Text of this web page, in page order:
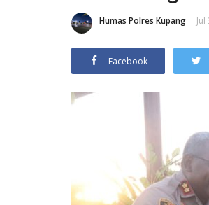
Humas Polres Kupang
Facebook